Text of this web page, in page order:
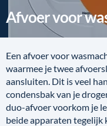
Afvoer voor
Een afvoer voor
waarmee je twee
aansluiten. Dit is veel
condensbak van je
duo-afvoer voorkom je
beide apparaten tegelijk